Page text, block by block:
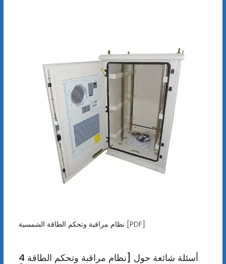
نظام مراقبة وتحكم الطاقة الشمسية [PDF]
4 أسئلة شائعة حول [نظام مراقبة وتحكم الطاقة